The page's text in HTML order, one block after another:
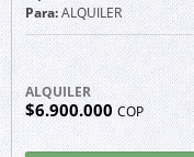
Para:ALQUILER
ALQUILER
$6.900.000 COP